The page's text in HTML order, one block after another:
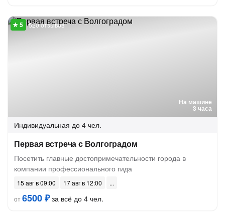
На машине
3 часа
520 отзывов
Индивидуальная до 4 чел.
Первая встреча с Волгоградом
Посетить главные достопримечательности города в
компании профессионального гида
15 авг в 09:00
17 авг в 12:00
от6500 ₽за всё до 4 чел.